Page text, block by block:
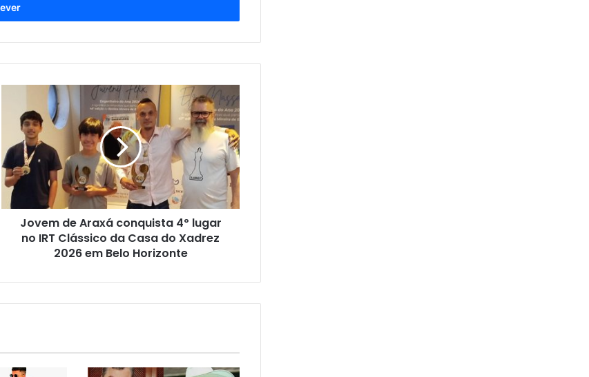
Araxá
conquista
4º
lugar
no
IRT
Clássico
2026
Jovem de Araxá conquista 4º lugar
no IRT Clássico da Casa do Xadrez
2026 em Belo Horizonte